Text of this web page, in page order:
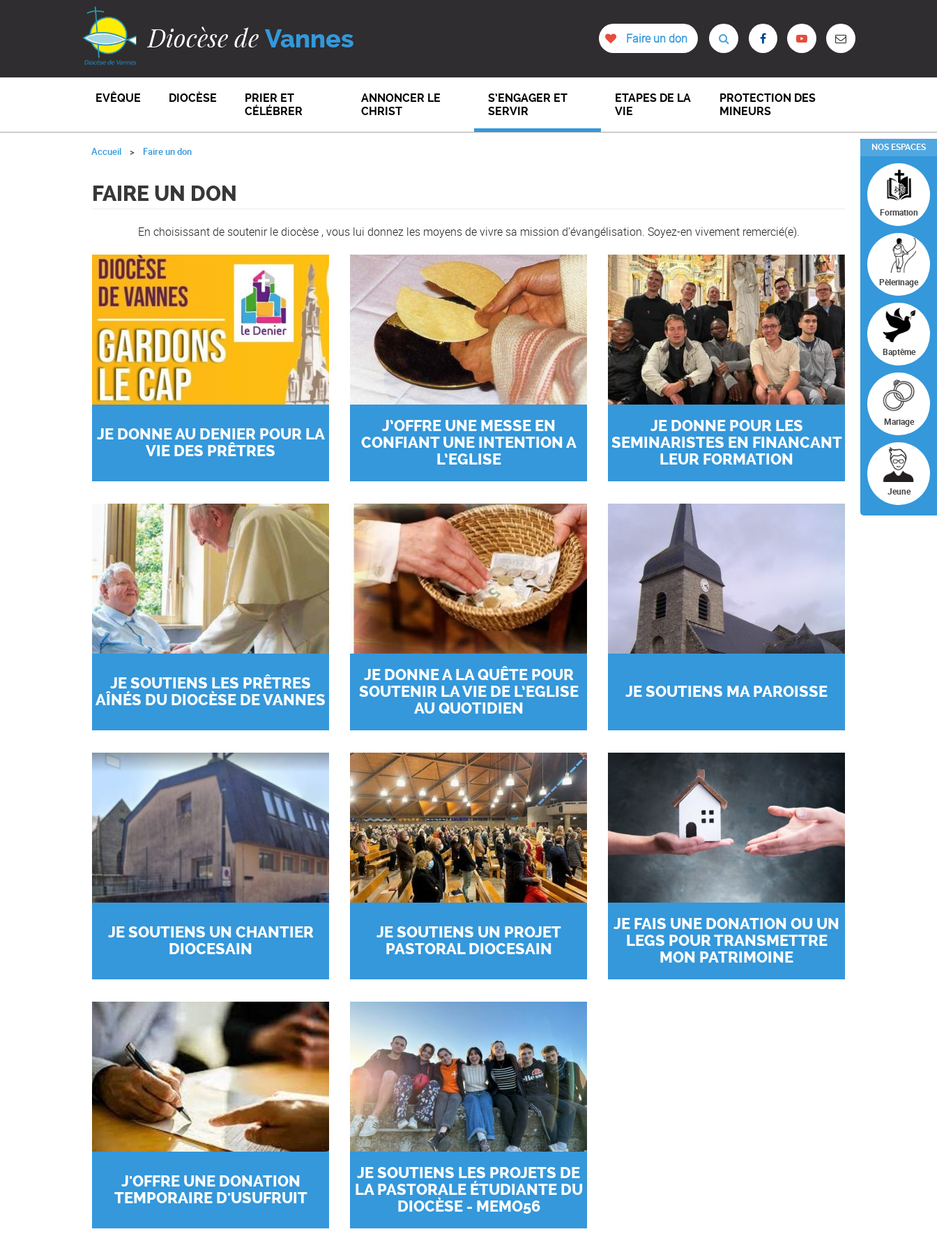
Diocèse de Vannes Faire un don
EVÊQUE DIOCÈSE
PRIER ET
CÉLÉBRER
ANNONCER LE
CHRIST
S’ENGAGER ET
SERVIR
ETAPES DE LA
VIE
PROTECTION DES
MINEURS
NOS ESPACES
Formation
Pèlerinage
Baptême
Mariage
Jeune
Accueil Faire un don
FAIRE UN DON
En choisissant de soutenir le diocèse , vous lui donnez les moyens de vivre sa mission d’évangélisation. Soyez-en vivement remercié(e).
JE DONNE AU DENIER POUR LA
VIE DES PRÊTRES
J’OFFRE UNE MESSE EN
CONFIANT UNE INTENTION A
L’EGLISE
JE DONNE POUR LES
SEMINARISTES EN FINANCANT
LEUR FORMATION
JE SOUTIENS LES PRÊTRES
AÎNÉS DU DIOCÈSE DE VANNES
JE DONNE A LA QUÊTE POUR
SOUTENIR LA VIE DE L’EGLISE
AU QUOTIDIEN
JE SOUTIENS MA PAROISSE
JE SOUTIENS UN CHANTIER
DIOCESAIN
JE SOUTIENS UN PROJET
PASTORAL DIOCESAIN
JE FAIS UNE DONATION OU UN
LEGS POUR TRANSMETTRE
MON PATRIMOINE
J'OFFRE UNE DONATION
TEMPORAIRE D'USUFRUIT
JE SOUTIENS LES PROJETS DE
LA PASTORALE ÉTUDIANTE DU
DIOCÈSE - MEMO56